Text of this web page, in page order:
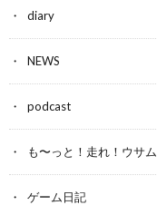
diary
NEWS
podcast
も〜っと！走れ！ウサム
ゲーム日記